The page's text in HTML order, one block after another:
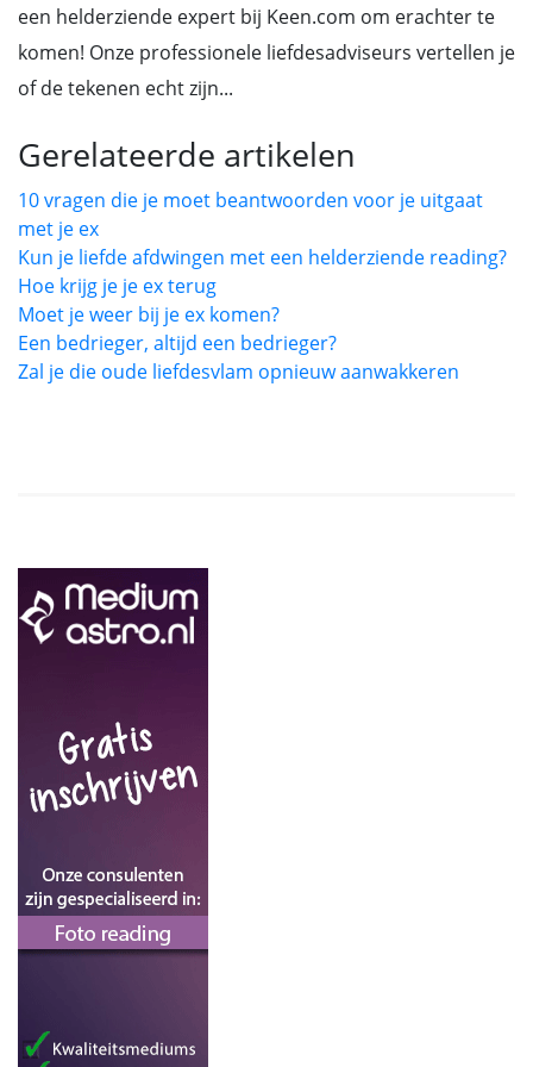
een helderziende expert bij Keen.com om erachter te
komen! Onze professionele liefdesadviseurs vertellen je
of de tekenen echt zijn...
Gerelateerde artikelen
10 vragen die je moet beantwoorden voor je uitgaat
met je ex
Kun je liefde afdwingen met een helderziende reading?
Hoe krijg je je ex terug
Moet je weer bij je ex komen?
Een bedrieger, altijd een bedrieger?
Zal je die oude liefdesvlam opnieuw aanwakkeren